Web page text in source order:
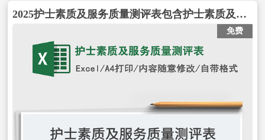
2025护士素质及服务质量测评表包含护士素质及服务质量测评表
免费